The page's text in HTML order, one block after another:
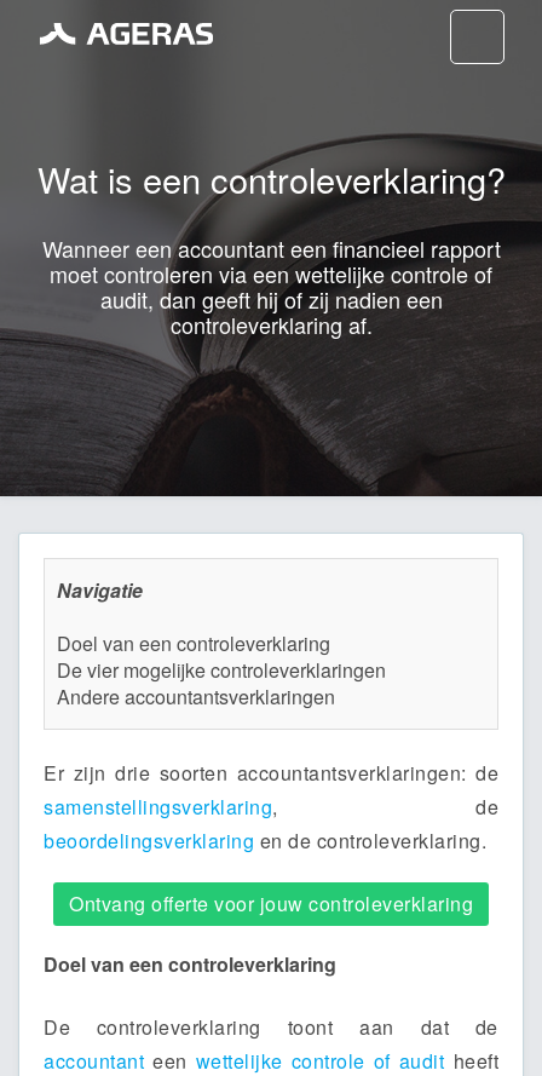
Wat is een controleverklaring?
Wanneer een accountant een financieel rapport
moet controleren via een wettelijke controle of
audit, dan geeft hij of zij nadien een
controleverklaring af.
Navigatie
Doel van een controleverklaring
De vier mogelijke controleverklaringen
Andere accountantsverklaringen
Er zijn drie soorten accountantsverklaringen: de
samenstellingsverklaring, de
beoordelingsverklaring en de controleverklaring.
Ontvang offerte voor jouw controleverklaring
Doel van een controleverklaring
De controleverklaring toont aan dat de
accountant een wettelijke controle of audit heeft